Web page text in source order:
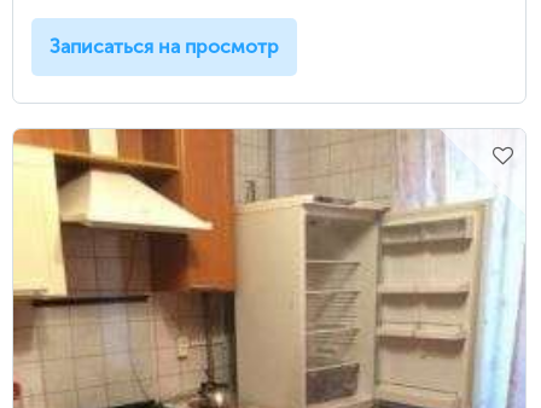
Записаться на просмотр